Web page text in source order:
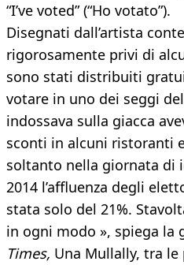
“I’ve voted” (“Ho votato”).
Disegnati dall’artista
rigorosamente privi di
sono stati distribuiti
votare in uno dei seggi
indossava sulla giacca
sconti in alcuni ristoranti
soltanto nella giornata di
2014 l’affluenza degli
stata solo del 21%.
in ogni modo », spiega la
Times, Una Mullally, tra